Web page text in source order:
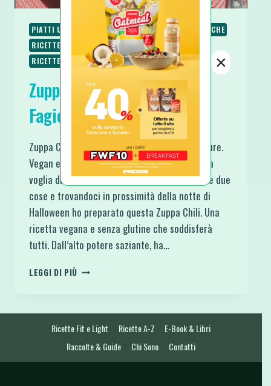
PIATTI UNICI PRIMI RICETTE
RICETTE PROTEICHE
RICETTE SALATE
RICETTE SENZA GLUTINE
RICETTE VEGANE
RICETTE VEGETARIANE
Zuppa Chili alla Zucca con
Fagioli Neri e Verdure
Zuppa Chili alla Zucca con Fagioli Neri e Verdure.
Vegan e Gluten Free! L’autunno porta con sé la
voglia di zuppe calde e tanta zucca. Unendo le due
cose e trovandoci in prossimità della notte di
Halloween ho preparato questa Zuppa Chili. Una
ricetta vegana e senza glutine che soddisferà
tutti. Dall’alto potere saziante, ha…
LEGGI DI PIÙ ZUPPA
FAGIOLI
NERI
Ricette Fit e Light Ricette A-Z
E-Book & Libri
Raccolte & Guide
Chi Sono Contatti
×